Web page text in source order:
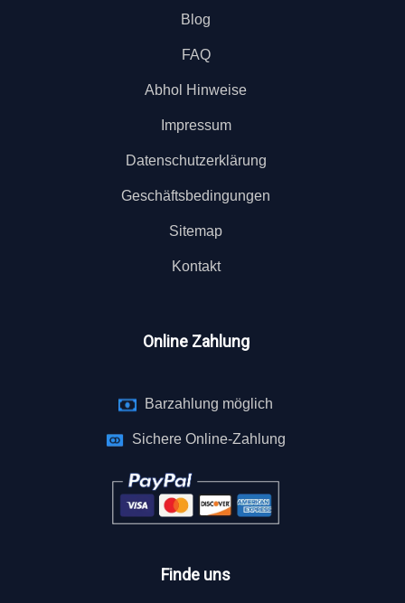
Blog
FAQ
Abhol Hinweise
Impressum
Datenschutzerklärung
Geschäftsbedingungen
Sitemap
Kontakt
Online Zahlung
Barzahlung möglich
Sichere Online-Zahlung
Finde uns